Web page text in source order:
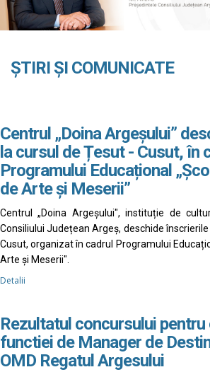
ȘTIRI ȘI COMUNICATE
Centrul „Doina Argeșului”
la cursul de Țesut - Cusut, în
Programului Educațional
de Arte și Meserii”
Centrul „Doina Argeșului", instituție de
Consiliului Județean Argeș, deschide
Cusut, organizat în cadrul Programului
Arte și Meserii".
Detalii
Rezultatul concursului pentru
functiei de Manager de
OMD Regatul Argesului